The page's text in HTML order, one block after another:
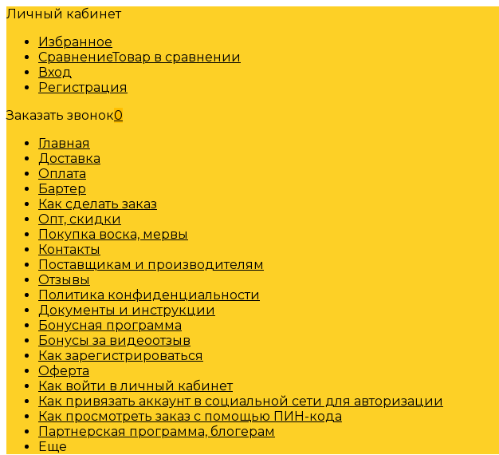
Личный кабинет
Избранное
СравнениеТовар в сравнении
Вход
Регистрация
Заказать звонок0
Главная
Доставка
Оплата
Бартер
Как сделать заказ
Опт, скидки
Покупка воска, мервы
Контакты
Поставщикам и производителям
Отзывы
Политика конфиденциальности
Документы и инструкции
Бонусная программа
Бонусы за видеоотзыв
Как зарегистрироваться
Оферта
Как войти в личный кабинет
Как привязать аккаунт в социальной сети для авторизации
Как просмотреть заказ с помощью ПИН-кода
Партнерская программа, блогерам
Еще